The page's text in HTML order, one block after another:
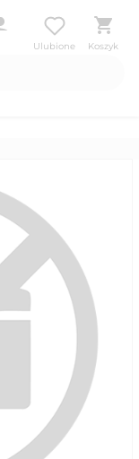
Ulubione Koszyk